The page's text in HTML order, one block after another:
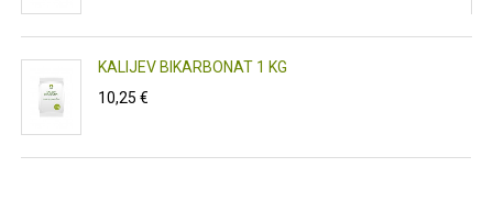
KALIJEV BIKARBONAT 1 KG
10,25 €